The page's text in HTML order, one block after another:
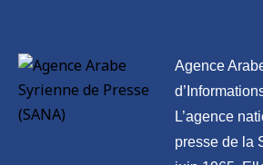
Agence
L’agence
presse de la